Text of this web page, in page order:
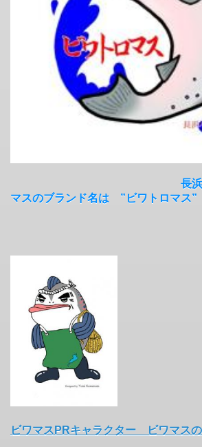
長
マスのブランド名は ”ビワトロマス”
ビワマスPRキャラクター ビワマス